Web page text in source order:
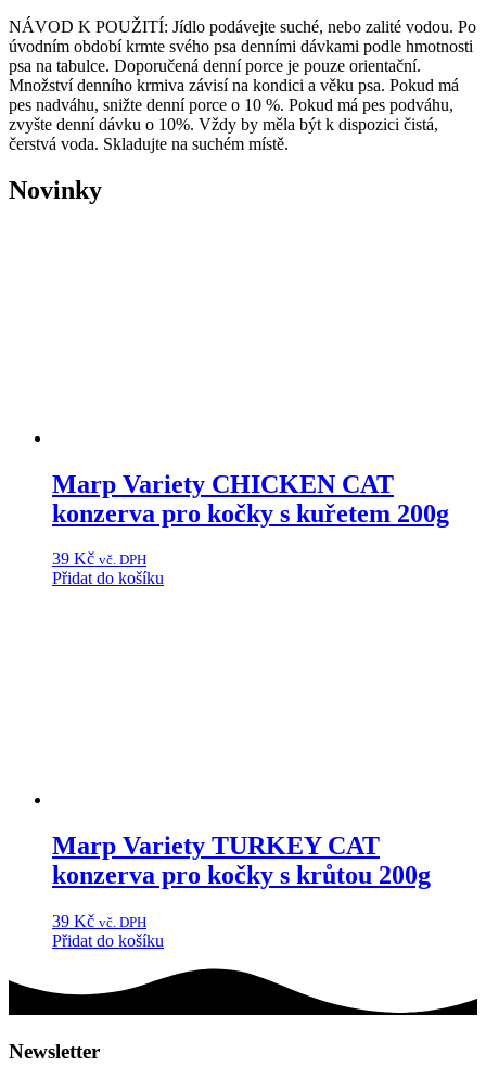
NÁVOD K POUŽITÍ: Jídlo podávejte suché, nebo zalité vodou. Po
úvodním období krmte svého psa denními dávkami podle hmotnosti
psa na tabulce. Doporučená denní porce je pouze orientační.
Množství denního krmiva závisí na kondici a věku psa. Pokud má
pes nadváhu, snižte denní porce o 10 %. Pokud má pes podváhu,
zvyšte denní dávku o 10%. Vždy by měla být k dispozici čistá,
čerstvá voda. Skladujte na suchém místě.
Novinky
Marp Variety CHICKEN CAT
konzerva pro kočky s kuřetem 200g
39 Kč vč. DPH
Přidat do košíku
Marp Variety TURKEY CAT
konzerva pro kočky s krůtou 200g
39 Kč vč. DPH
Přidat do košíku
Newsletter